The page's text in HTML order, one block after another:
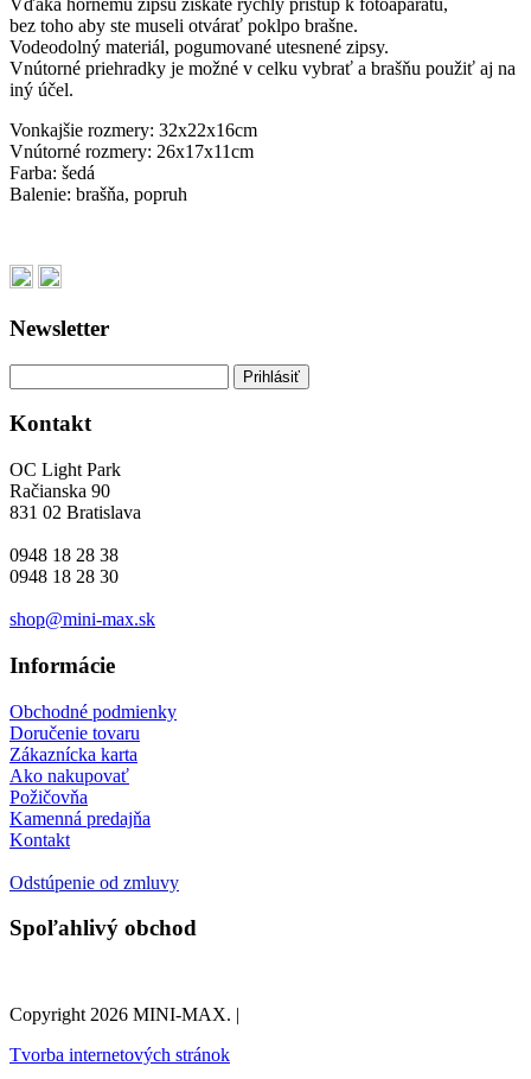
Vďaka hornému zipsu získate rýchly prístup k fotoaparátu,
bez toho aby ste museli otvárať poklpo brašne.
Vodeodolný materiál, pogumované utesnené zipsy.
Vnútorné priehradky je možné v celku vybrať a brašňu použiť aj na
iný účel.
Vonkajšie rozmery: 32x22x16cm
Vnútorné rozmery: 26x17x11cm
Farba: šedá
Balenie: brašňa, popruh
Newsletter
Kontakt
OC Light Park
Račianska 90
831 02 Bratislava
0948 18 28 38
0948 18 28 30
shop@mini-max.sk
Informácie
Obchodné podmienky
Doručenie tovaru
Zákaznícka karta
Ako nakupovať
Požičovňa
Kamenná predajňa
Kontakt
Odstúpenie od zmluvy
Spoľahlivý obchod
Copyright 2026 MINI-MAX. |
Tvorba internetových stránok